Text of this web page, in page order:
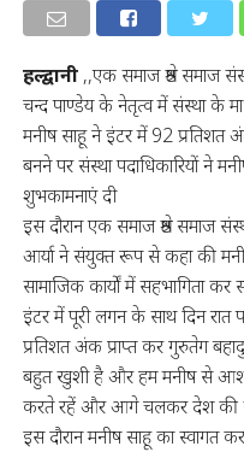
हल्द्वानी,,एक समाज श्रेष्ठ समाज
चन्द पाण्डेय के नेतृत्व में संस्था के
मनीष साहू ने इंटर में 92 प्रतिशत
बनने पर संस्था पदाधिकारियों ने
शुभकामनाएं दी
इस दौरान एक समाज श्रेष्ठ समाज
आर्या ने संयुक्त रूप से कहा की
सामाजिक कार्यों में सहभागिता
इंटर में पूरी लगन के साथ दिन रात
प्रतिशत अंक प्राप्त कर गुरुतेग
बहुत खुशी है और हम मनीष से
करते रहें और आगे चलकर देश की
इस दौरान मनीष साहू का स्वागत